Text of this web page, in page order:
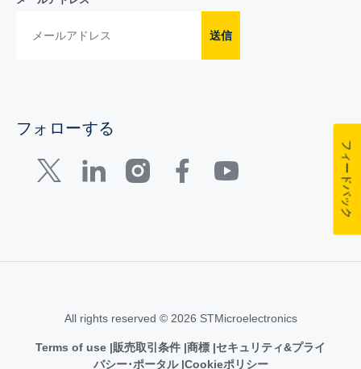
送信
フォローする
All rights reserved © 2026 STMicroelectronics
Terms of use 販売取引条件 商標 セキュリティ&プライ
バシー･ポータル Cookieポリシー
フィードバック